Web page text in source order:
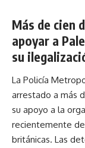
Más de cien
apoyar a
su
La Policía
arrestado a más
su apoyo a la
recientemente
británicas. Las